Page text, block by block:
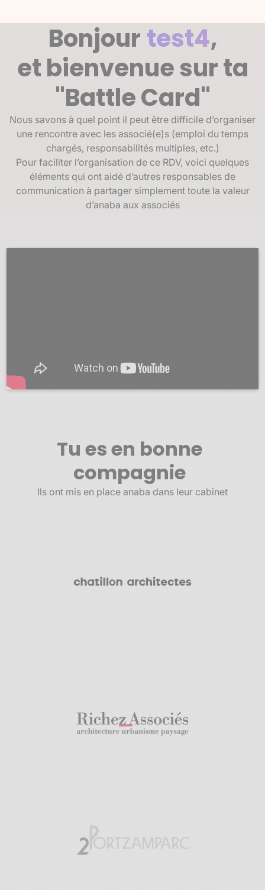
Bonjour test4,
et bienvenue sur ta
"Battle Card"
Nous savons à quel point il peut être difficile d’organiser
une rencontre avec les associé(e)s (emploi du temps
chargés, responsabilités multiples, etc.)
Pour faciliter l’organisation de ce RDV, voici quelques
éléments qui ont aidé d’autres responsables de
communication à partager simplement toute la valeur
d’anaba aux associés
Tu es en bonne
compagnie
Ils ont mis en place anaba dans leur cabinet